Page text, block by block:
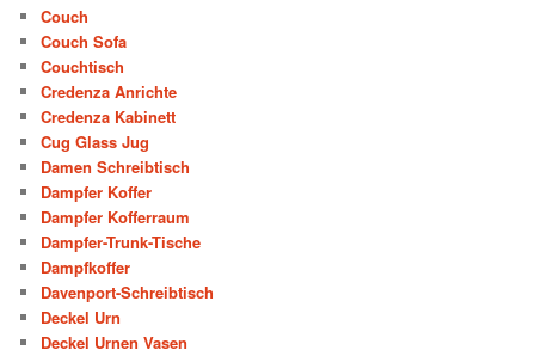
Couch
Couch Sofa
Couchtisch
Credenza Anrichte
Credenza Kabinett
Cug Glass Jug
Damen Schreibtisch
Dampfer Koffer
Dampfer Kofferraum
Dampfer-Trunk-Tische
Dampfkoffer
Davenport-Schreibtisch
Deckel Urn
Deckel Urnen Vasen